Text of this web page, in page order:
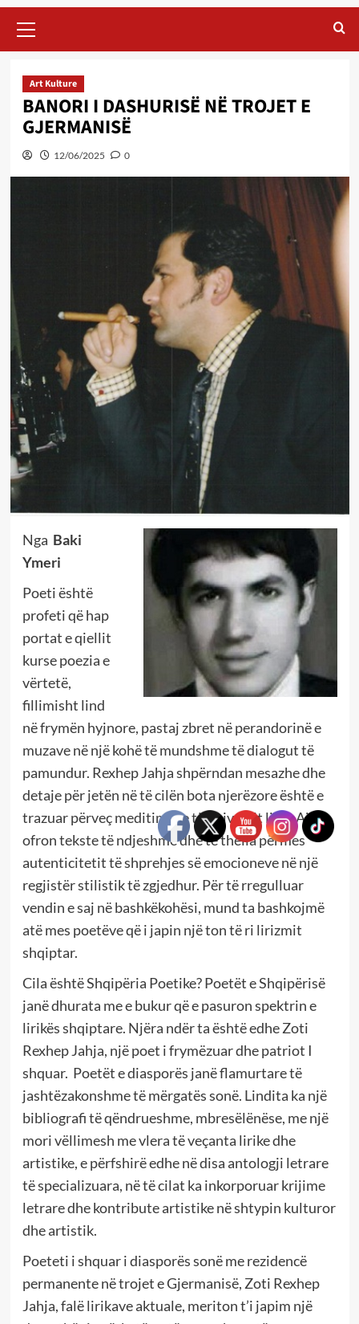
Menu
Art Kulture
BANORI I DASHURISË NË TROJET E
GJERMANISË
12/06/2025 0
Nga Baki
Ymeri
Poeti është
profeti që hap
portat e qiellit
kurse poezia e
vërtetë,
fillimisht lind
në frymën hyjnore, pastaj zbret në perandorinë e
muzave në një kohë të mundshme të dialogut të
pamundur. Rexhep Jahja shpërndan mesazhe dhe
detaje për jetën në të cilën bota njerëzore është e
trazuar përveç meditimeve të universit lirik. Ai na
ofron tekste të ndjeshme dhe të thella përmes
autenticitetit të shprehjes së emocioneve në një
regjistër stilistik të zgjedhur. Për të rregulluar
vendin e saj në bashkëkohësi, mund ta bashkojmë
atë mes poetëve që i japin një ton të ri lirizmit
shqiptar.
Cila është Shqipëria Poetike? Poetët e Shqipërisë
janë dhurata me e bukur që e pasuron spektrin e
lirikës shqiptare. Njëra ndër ta është edhe Zoti
Rexhep Jahja, një poet i frymëzuar dhe patriot I
shquar. Poetët e diasporës janë flamurtare të
jashtëzakonshme të mërgatës sonë. Lindita ka një
bibliografi të qëndrueshme, mbresëlënëse, me një
mori vëllimesh me vlera të veçanta lirike dhe
artistike, e përfshirë edhe në disa antologji letrare
të specializuara, në të cilat ka inkorporuar krijime
letrare dhe kontribute artistike në shtypin kulturor
dhe artistik.
Poeteti i shquar i diasporës sonë me rezidencë
permanente në trojet e Gjermanisë, Zoti Rexhep
Jahja, falë lirikave aktuale, meriton t’i japim një